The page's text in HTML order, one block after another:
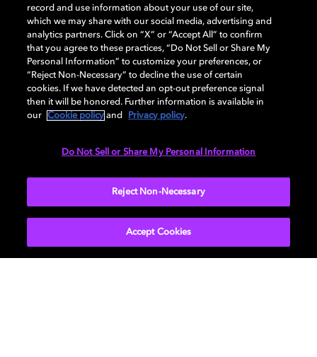
dispositivos deben ser compatibles con Dolby Atmos.
¿Te ha picado la curiosidad y quieres saber qué títulos
están disponibles en Dolby Atmos? Entérate
aquí
Probablemente ya sepas que también puedes disfrutar
del sonido inmersivo de Dolby Atmos con
películasyseries
favoritas. Encontrarás muchas
. Desata el potencial de un
sonido claro y espacial de última generación y lleva tu
experiencia de gaming a otro nivel.
record and use information about your use of our site,
which we may share with our social media, advertising and
analytics partners. Click on “X” or “Accept All” to confirm
that you agree to these practices, “Do Not Sell or Share My
Personal Information” to customize your preferences, or
“Reject Non-Necessary” to decline the use of certain
cookies. If we have detected an opt-out preference signal
then it will be honored. Further information is available in
our
Cookie policy and Privacy policy.
Do Not Sell or Share My Personal Information
Reject Non-Necessary
Accept Cookies